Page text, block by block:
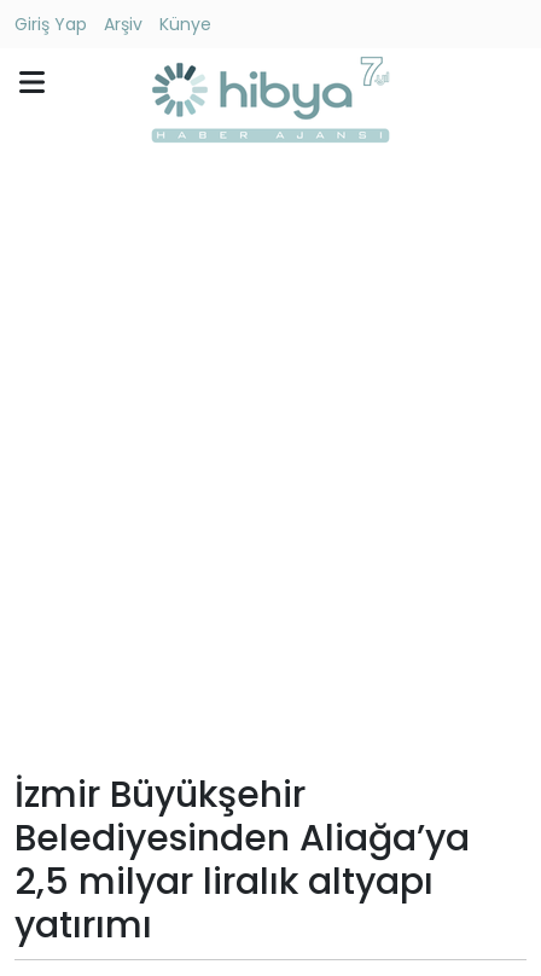
Giriş Yap Arşiv
Künye
Künye
Giriş
Yap
İzmir Büyükşehir
Belediyesinden Aliağa’ya
2,5 milyar liralık altyapı
yatırımı